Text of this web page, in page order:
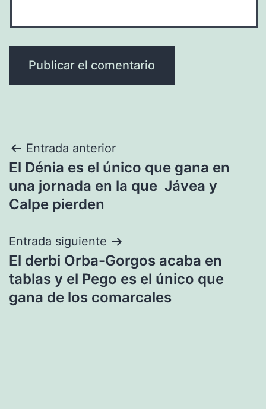
Navegación
de
entradas
Entrada anterior
El Dénia es el único que gana en
una jornada en la que Jávea y
Calpe pierden
Entrada siguiente
El derbi Orba-Gorgos acaba en
tablas y el Pego es el único que
gana de los comarcales